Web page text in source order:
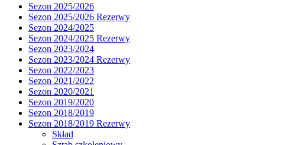
Sezon 2025/2026
Sezon 2025/2026 Rezerwy
Sezon 2024/2025
Sezon 2024/2025 Rezerwy
Sezon 2023/2024
Sezon 2023/2024 Rezerwy
Sezon 2022/2023
Sezon 2021/2022
Sezon 2020/2021
Sezon 2019/2020
Sezon 2018/2019
Sezon 2018/2019 Rezerwy
Skład